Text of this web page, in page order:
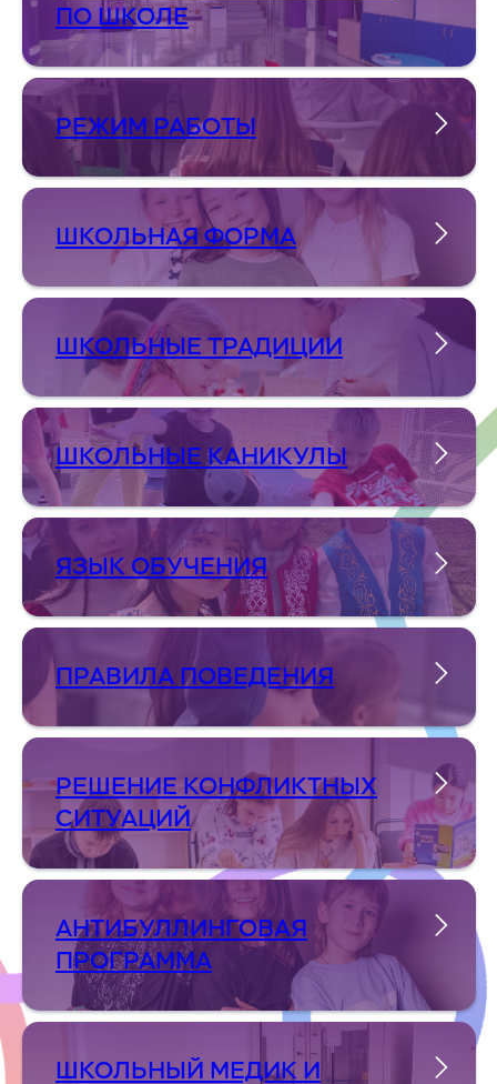
ПО ШКОЛЕ
РЕЖИМ РАБОТЫ
ШКОЛЬНАЯ ФОРМА
ШКОЛЬНЫЕ ТРАДИЦИИ
ШКОЛЬНЫЕ КАНИКУЛЫ
ЯЗЫК ОБУЧЕНИЯ
ПРАВИЛА ПОВЕДЕНИЯ
РЕШЕНИЕ КОНФЛИКТНЫХ
СИТУАЦИЙ
АНТИБУЛЛИНГОВАЯ
ПРОГРАММА
ШКОЛЬНЫЙ МЕДИК И